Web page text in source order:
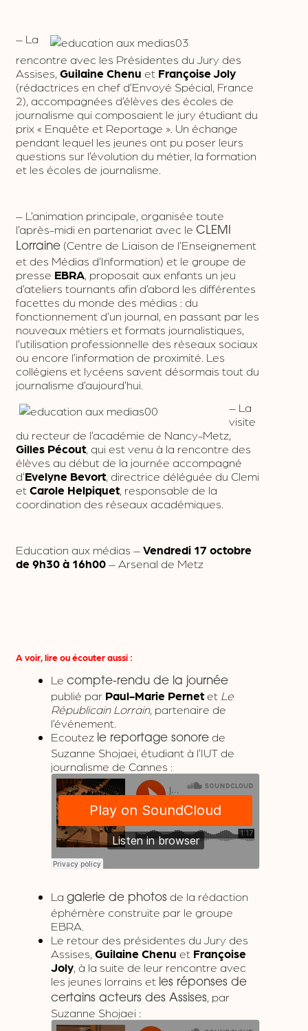
– La
rencontre avec les Présidentes du Jury des
Assises, Guilaine Chenu et Françoise Joly
(rédactrices en chef d’Envoyé Spécial, France
2), accompagnées d’élèves des écoles de
journalisme qui composaient le jury étudiant du
prix « Enquête et Reportage ». Un échange
pendant lequel les jeunes ont pu poser leurs
questions sur l’évolution du métier, la formation
et les écoles de journalisme.
– L’animation principale, organisée toute
l’après-midi en partenariat avec le CLEMI
Lorraine(Centre de Liaison de l’Enseignement
et des Médias d’Information) et le groupe de
presse EBRA , proposait aux enfants un jeu
d’ateliers tournants afin d’abord les différentes
facettes du monde des médias : du
fonctionnement d’un journal, en passant par les
nouveaux métiers et formats journalistiques,
l’utilisation professionnelle des réseaux sociaux
ou encore l’information de proximité. Les
collégiens et lycéens savent désormais tout du
journalisme d’aujourd’hui.
– La
visite
du recteur de l’académie de Nancy-Metz,
Gilles Pécout, qui est venu à la rencontre des
élèves au début de la journée accompagné
d’Evelyne Bevort, directrice déléguée du Clemi
et Carole Helpiquet, responsable de la
coordination des réseaux académiques.
Education aux médias – Vendredi 17 octobre
de 9h30 à 16h00– Arsenal de Metz
A voir, lire ou écouter aussi :
Le compte-rendu de la journée
publié par Paul-Marie Pernetet Le
Républicain Lorrain, partenaire de
l’événement.
Ecoutez le reportage sonorede
Suzanne Shojaei, étudiant à l’IUT de
journalisme de Cannes :
La galerie de photos de la rédaction
éphémère construite par le groupe
EBRA.
Le retour des présidentes du Jury des
Assises, Guilaine Chenu et Françoise
Joly, à la suite de leur rencontre avec
les jeunes lorrains et les réponses de
certains acteurs des Assises , par
Suzanne Shojaei :